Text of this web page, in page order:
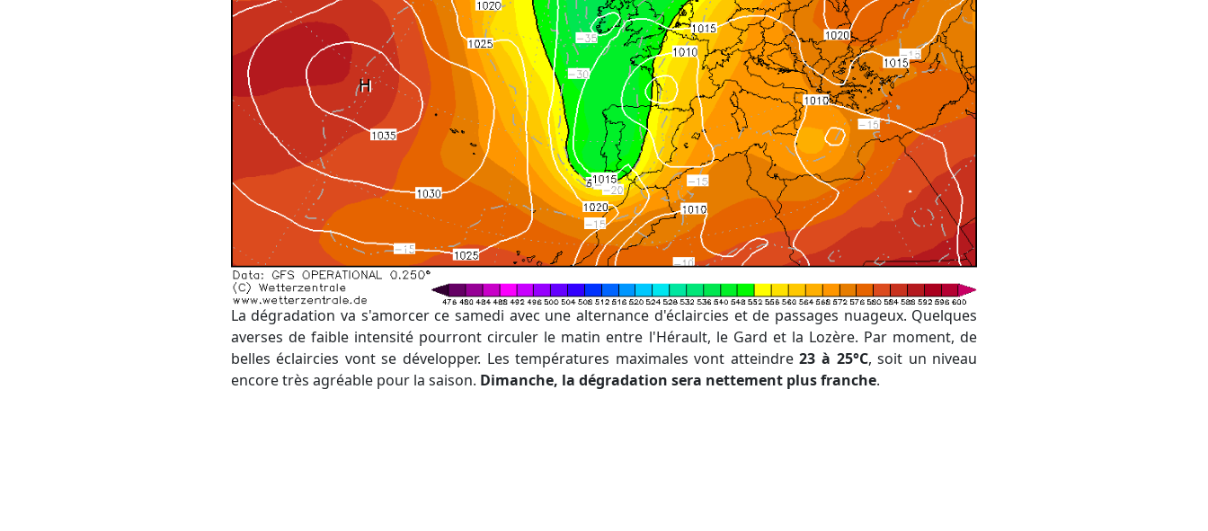
La dégradation va s'amorcer ce samedi avec une alternance d'éclaircies et de passages nuageux. Quelques
averses de faible intensité pourront circuler le matin entre l'Hérault, le Gard et la Lozère. Par moment, de
belles éclaircies vont se développer. Les températures maximales vont atteindre23 à 25°C, soit un niveau
encore très agréable pour la saison. Dimanche, la dégradation sera nettement plus franche.